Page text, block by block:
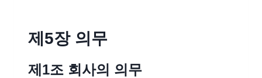
제5장 의무
제1조 회사의 의무